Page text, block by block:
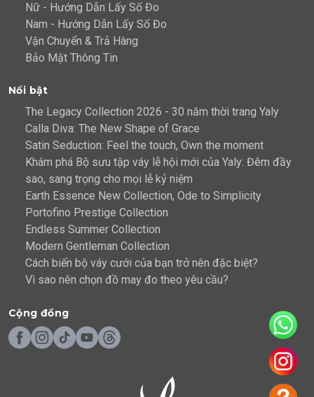
Nữ - Hướng Dẫn Lấy Số Đo
Nam - Hướng Dẫn Lấy Số Đo
Vận Chuyển & Trả Hàng
Bảo Mật Thông Tin
Nổi bật
The Legacy Collection 2026 - 30 năm thời trang Yaly
Calla Diva: The New Shape of Grace
Satin Seduction: Feel the touch, Own the moment
Khám phá Bộ sưu tập váy lễ hội mới của Yaly: Đêm đầy
sao, sang trọng cho mọi lễ kỷ niệm
Earth Essence New Collection, Ode to Simplicity
Portofino Prestige Collection
Endless Summer Collection
Modern Gentleman Collection
Cách biến bộ váy cưới của bạn trở nên đặc biệt?
Vì sao nên chọn đồ may đo theo yêu cầu?
Cộng đồng